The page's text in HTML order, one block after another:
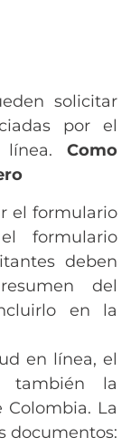
solicitar
por el
línea. Como
el formulario
formulario
deben
del
en la
en línea, el
también la
La
documentos: